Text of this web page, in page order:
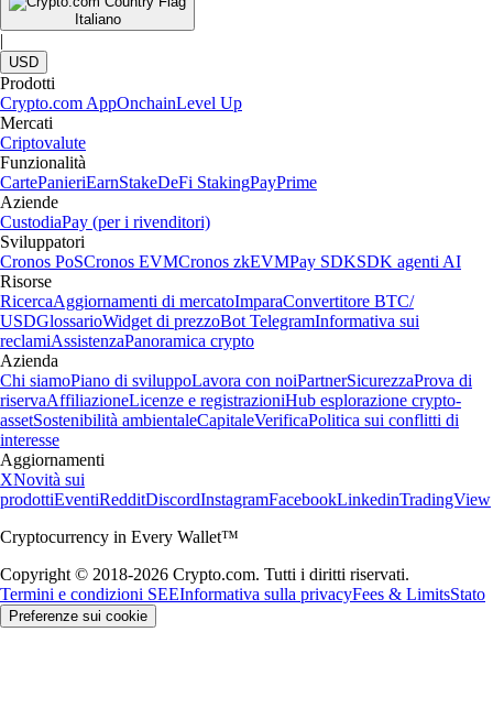
Italiano
|
USD
Prodotti
Crypto.com AppOnchainLevel Up
Mercati
Criptovalute
Funzionalità
CartePanieriEarnStakeDeFi StakingPayPrime
Aziende
CustodiaPay (per i rivenditori)
Sviluppatori
Cronos PoSCronos EVMCronos zkEVMPay SDKSDK agenti AI
Risorse
RicercaAggiornamenti di mercatoImparaConvertitore BTC/
USDGlossarioWidget di prezzoBot TelegramInformativa sui
reclamiAssistenzaPanoramica crypto
Azienda
Chi siamoPiano di sviluppoLavora con noiPartnerSicurezzaProva di
riservaAffiliazioneLicenze e registrazioniHub esplorazione crypto-
assetSostenibilità ambientaleCapitaleVerificaPolitica sui conflitti di
interesse
Aggiornamenti
XNovità sui
prodottiEventiRedditDiscordInstagramFacebookLinkedinTradingView
Cryptocurrency in Every Wallet™
Copyright © 2018-2026 Crypto.com. Tutti i diritti riservati.
Termini e condizioni SEEInformativa sulla privacyFees & LimitsStato
Preferenze sui cookie